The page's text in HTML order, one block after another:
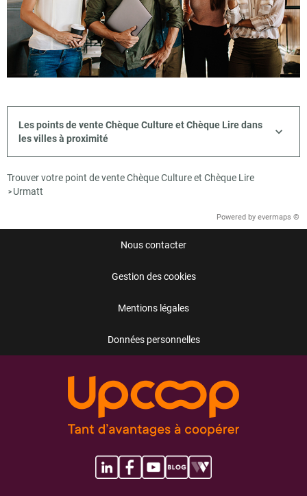
Les points de vente Chèque Culture et Chèque Lire dans
les villes à proximité
Trouver votre point de vente Chèque Culture et Chèque Lire
> Urmatt
Powered by evermaps ©
Nous contacter
Gestion des cookies
Mentions légales
Données personnelles